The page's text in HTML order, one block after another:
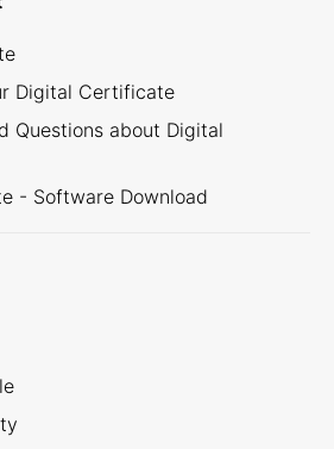
Digital Certificate
Questions about Digital
- Software Download